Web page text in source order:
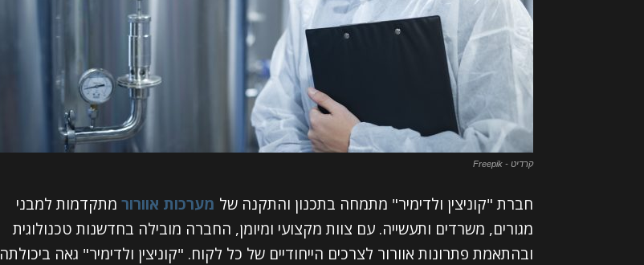
קרדיט - Freepik
חברת "קוניצין ולדימיר" מתמחה בתכנון והתקנה של מערכות אוורור מתקדמות למבני
מגורים, משרדים ותעשייה. עם צוות מקצועי ומיומן, החברה מובילה בחדשנות טכנולוגית
ובהתאמת פתרונות אוורור לצרכים הייחודיים של כל לקוח. "קוניצין ולדימיר" גאה ביכולתה